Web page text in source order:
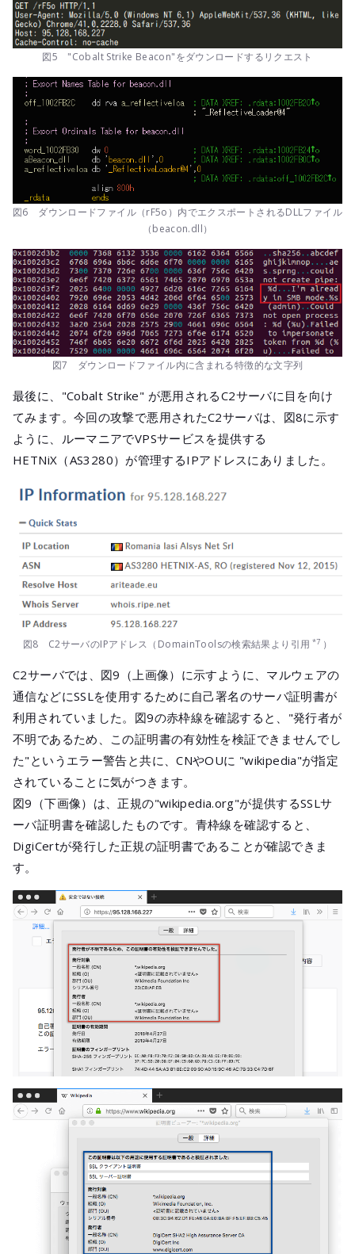
図5 "Cobalt Strike Beacon"をダウンロードするリクエスト
図6 ダウンロードファイル（rF5o）内でエクスポートされるDLLファイル
（beacon.dll）
図7 ダウンロードファイル内に含まれる特徴的な文字列
最後に、"Cobalt Strike" が悪用されるC2サーバに目を向け
てみます。今回の攻撃で悪用されたC2サーバは、図8に示す
ように、ルーマニアでVPSサービスを提供する
HETNiX（AS3280）が管理するIPアドレスにありました。
図8 C2サーバのIPアドレス（DomainToolsの検索結果より引用 *7 ）
C2サーバでは、図9（上画像）に示すように、マルウェアの
通信などにSSLを使用するために自己署名のサーバ証明書が
利用されていました。図9の赤枠線を確認すると、"発行者が
不明であるため、この証明書の有効性を検証できませんでし
た"というエラー警告と共に、CNやOUに "wikipedia"が指定
されていることに気がつきます。
図9（下画像）は、正規の"wikipedia.org"が提供するSSLサ
ーバ証明書を確認したものです。青枠線を確認すると、
DigiCertが発行した正規の証明書であることが確認できま
す。